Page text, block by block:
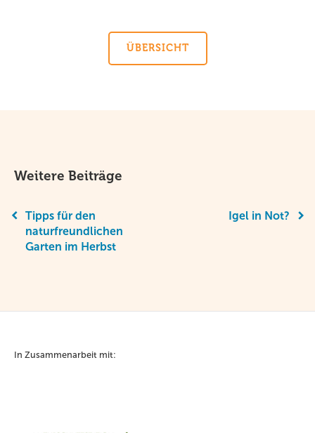
ÜBERSICHT
Weitere Beiträge
Tipps für den
naturfreundlichen
Garten im Herbst
Igel in Not?
In Zusammenarbeit mit: